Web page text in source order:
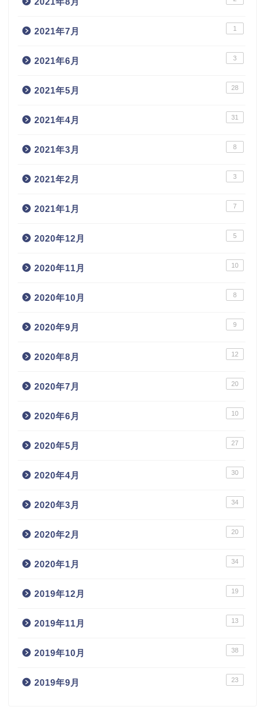
2021年7月 1
2021年6月 3
2021年5月 28
2021年4月 31
2021年3月 8
2021年2月 3
2021年1月 7
2020年12月 5
2020年11月 10
2020年10月 8
2020年9月 9
2020年8月 12
2020年7月 20
2020年6月 10
2020年5月 27
2020年4月 30
2020年3月 34
2020年2月 20
2020年1月 34
2019年12月 19
2019年11月 13
2019年10月 38
2019年9月 23